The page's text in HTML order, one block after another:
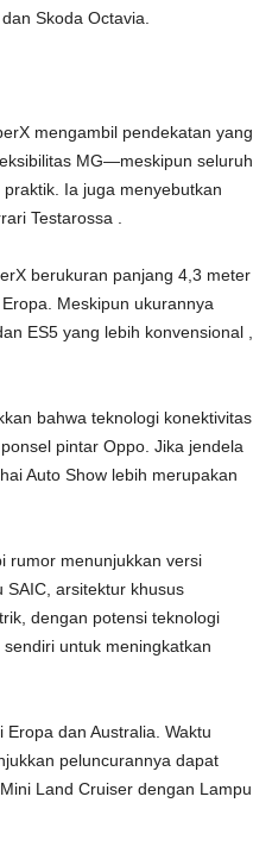
Skoda Octavia.
mengambil pendekatan yang
MG—meskipun seluruh
Ia juga menyebutkan
Testarossa .
berukuran panjang 4,3 meter
Meskipun ukurannya
ES5 yang lebih konvensional ,
bahwa teknologi konektivitas
pintar Oppo. Jika jendela
Auto Show lebih merupakan
rumor menunjukkan versi
arsitektur khusus
dengan potensi teknologi
untuk meningkatkan
dan Australia. Waktu
peluncurannya dapat
Land Cruiser dengan Lampu